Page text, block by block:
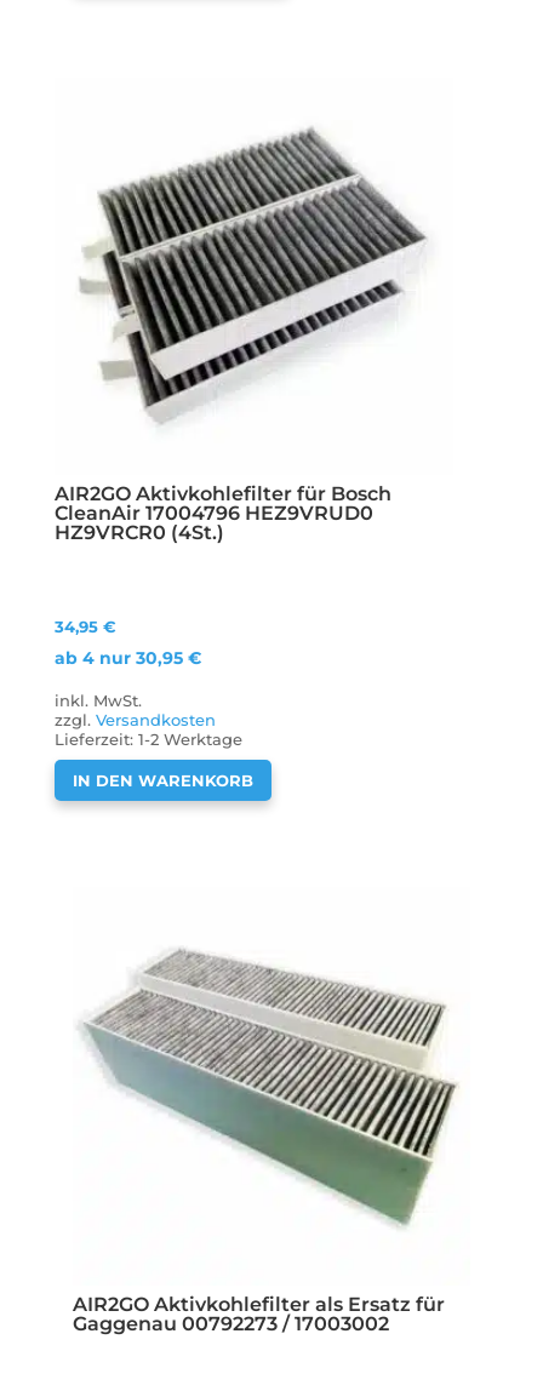
AIR2GO Aktivkohlefilter für Bosch
CleanAir 17004796 HEZ9VRUD0
HZ9VRCR0 (4St.)
34,95€
ab 4 nur30,95€
inkl. MwSt.
zzgl.Versandkosten
Lieferzeit:1-2 Werktage
IN DEN WARENKORB
AIR2GO Aktivkohlefilter als Ersatz für
Gaggenau 00792273 / 17003002